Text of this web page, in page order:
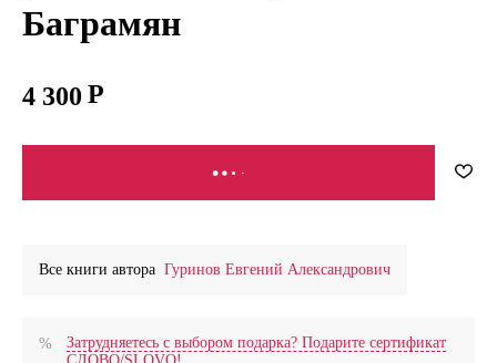
Баграмян
4 300
В КОРЗИНУ
Все книги автора Гуринов Евгений Александрович
Затрудняетесь с выбором подарка? Подарите сертификат